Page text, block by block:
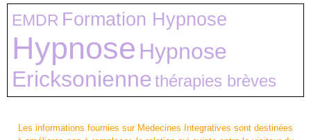
EMDR Formation Hypnose
Hypnose Hypnose
Ericksoniennethérapies brèves
Les informations fournies sur Medecines Integratives sont destinées